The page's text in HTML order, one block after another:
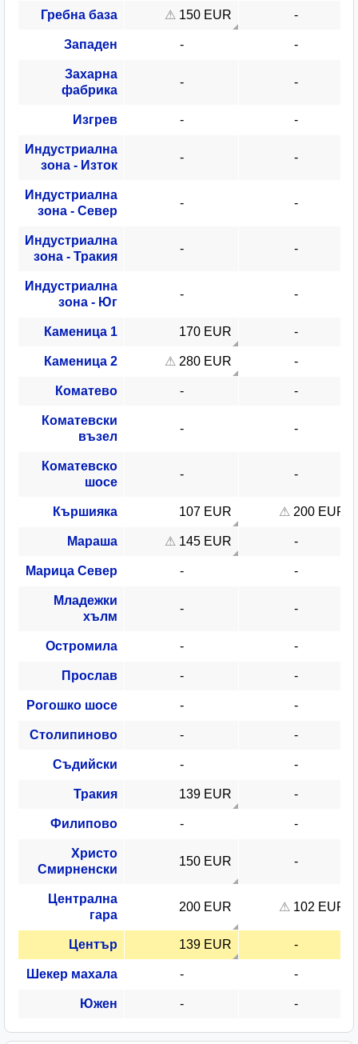
Гребна база 150 EUR
Западен
Захарна
фабрика
Изгрев
Индустриална
зона - Изток
Индустриална
зона - Север
Индустриална
зона - Тракия
Индустриална
зона - Юг
Каменица 1 170 EUR
Каменица 2 280 EUR
Коматево
Коматевски
възел
Коматевско
шосе
Кършияка 107 EUR 200 EUR
Мараша 145 EUR
Марица Север
Младежки
хълм
Остромила
Прослав
Рогошко шосе
Столипиново
Съдийски
Тракия 139 EUR
Филипово
Христо
Смирненски
150 EUR
Централна
гара
200 EUR 102 EUR
Център 139 EUR
Шекер махала
Южен